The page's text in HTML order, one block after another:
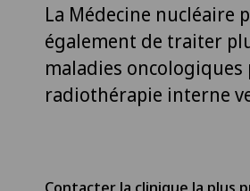
La Médecine nucléaire
également de traiter
maladies oncologiques
radiothérapie interne